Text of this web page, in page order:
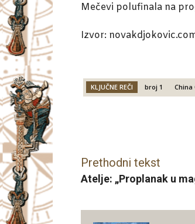
Mečevi polufinala na
Izvor:
KLJUČNE REČI broj 1 China
Prethodni tekst
Atelje: „Proplanak u